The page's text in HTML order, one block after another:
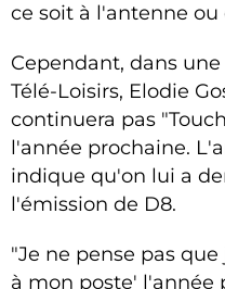
ce soit à l'antenne ou
Cependant, dans
Télé-Loisirs, Elodie
continuera pas
l'année prochaine.
indique qu'on lui a
l'émission de D8.
"Je ne pense pas
à mon poste' l'année